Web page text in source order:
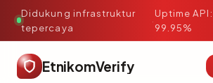
Didukung infrastruktur
tepercaya
·
Uptime API:
99.95%
EtnikomVerify